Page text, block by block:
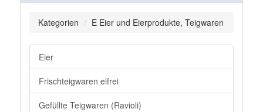
Kategorien E Eier und Eierprodukte, Teigwaren
Eier
Frischteigwaren eifrei
Gefüllte Teigwaren (Ravioli)